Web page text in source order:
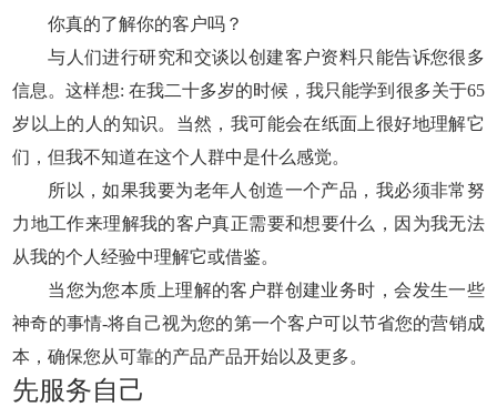
你真的了解你的客户吗？
与人们进行研究和交谈以创建客户资料只能告诉您很多
信息。这样想: 在我二十多岁的时候，我只能学到很多关于65
岁以上的人的知识。当然，我可能会在纸面上很好地理解它
们，但我不知道在这个人群中是什么感觉。
所以，如果我要为老年人创造一个产品，我必须非常努
力地工作来理解我的客户真正需要和想要什么，因为我无法
从我的个人经验中理解它或借鉴。
当您为您本质上理解的客户群创建业务时，会发生一些
神奇的事情-将自己视为您的第一个客户可以节省您的营销成
本，确保您从可靠的产品产品开始以及更多。
先服务自己